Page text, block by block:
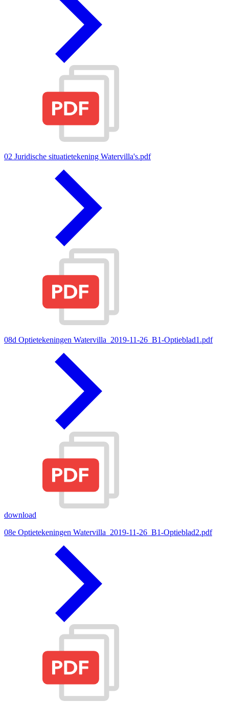
02 Juridische situatietekening Watervilla's.pdf
08d Optietekeningen Watervilla_2019-11-26_B1-Optieblad1.pdf
download
08e Optietekeningen Watervilla_2019-11-26_B1-Optieblad2.pdf